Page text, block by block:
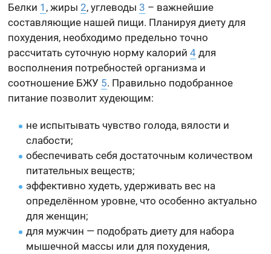
Белки 1 , жиры2, углеводы 3 – важнейшие
составляющие нашей пищи. Планируя диету для
похудения, необходимо предельно точно
рассчитать суточную норму калорий4 для
восполнения потребностей организма и
соотношение БЖУ 5. Правильно подобранное
питание позволит худеющим:
не испытывать чувство голода, вялости и
слабости;
обеспечивать себя достаточным количеством
питательных веществ;
эффективно худеть, удерживать вес на
определённом уровне, что особенно актуально
для женщин;
для мужчин — подобрать диету для набора
мышечной массы или для похудения,